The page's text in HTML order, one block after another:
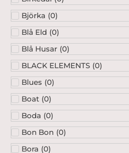
Björka (0)
Blå Eld (0)
Blå Husar (0)
BLACK ELEMENTS (0)
Blues (0)
Boat (0)
Boda (0)
Bon Bon (0)
Bora (0)